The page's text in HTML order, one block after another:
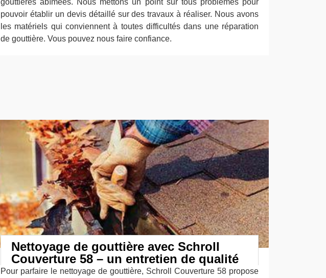
gouttières abîmées. Nous mettons un point sur tous problèmes pour
pouvoir établir un devis détaillé sur des travaux à réaliser. Nous avons
les matériels qui conviennent à toutes difficultés dans une réparation
de gouttière. Vous pouvez nous faire confiance.
Nettoyage de gouttière avec Schroll
Couverture 58 – un entretien de qualité
Pour parfaire le nettoyage de gouttière, Schroll Couverture 58 propose